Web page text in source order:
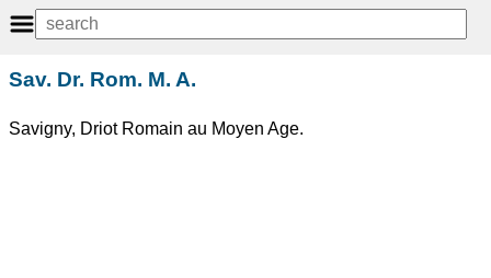
Sav. Dr. Rom. M. A.
Savigny, Driot Romain au Moyen Age.